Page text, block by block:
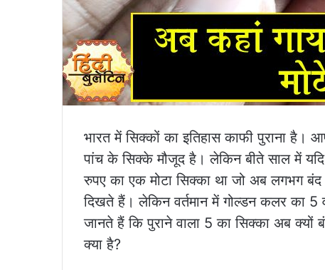
भारत में सिक्कों का इतिहास काफी पुराना है।
पांच के सिक्के मौजूद है। लेकिन बीते साल में
रुपए का एक मोटा सिक्का था जो अब लगभग बंद
दिखते हैं। लेकिन वर्तमान में गोल्डन कलर का 5
जानते हैं कि पुराने वाला 5 का सिक्का अब
क्या है?